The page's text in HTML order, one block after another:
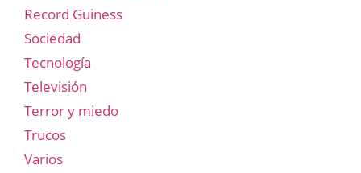
Record Guiness
Sociedad
Tecnología
Televisión
Terror y miedo
Trucos
Varios